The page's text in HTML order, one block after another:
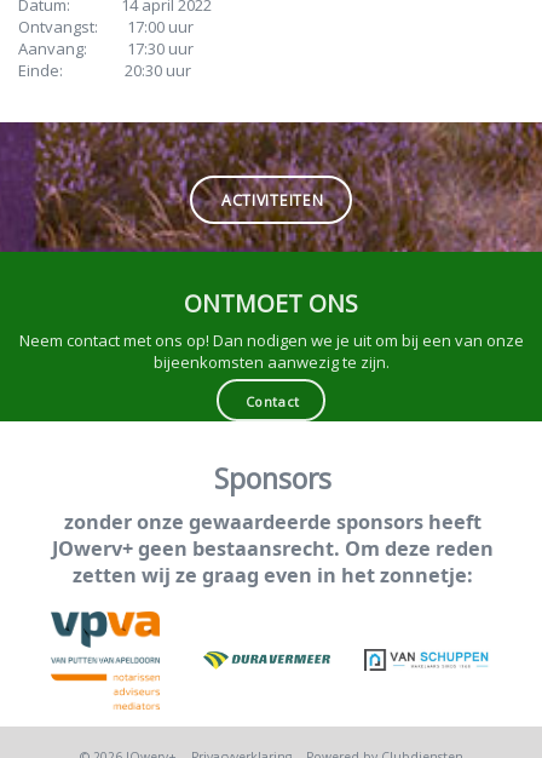
Datum: 14 april 2022
Ontvangst: 17:00 uur
Aanvang: 17:30 uur
Einde: 20:30 uur
ACTIVITEITEN
ONTMOET ONS
Neem contact met ons op! Dan nodigen we je uit om bij een van onze
bijeenkomsten aanwezig te zijn.
Contact
Sponsors
zonder onze gewaardeerde sponsors heeft
JOwerv+ geen bestaansrecht. Om deze reden
zetten wij ze graag even in het zonnetje: